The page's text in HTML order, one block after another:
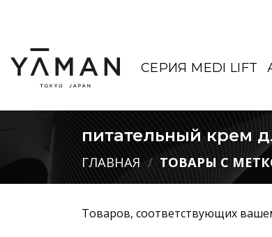
СЕРИЯ MEDI LIFT
питательный крем
ГЛАВНАЯ / ТОВАРЫ С
Товаров, соответствующих